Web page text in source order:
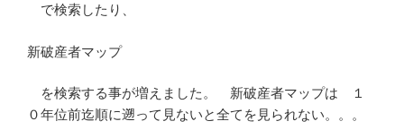
で検索したり、
新破産者マップ
を検索する事が増えました。 新破産者マップは １
０年位前迄順に遡って見ないと全てを見られない。。。